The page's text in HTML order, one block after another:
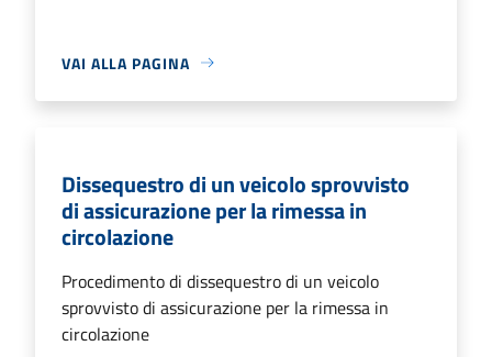
VAI ALLA PAGINA
Dissequestro di un veicolo sprovvisto
di assicurazione per la rimessa in
circolazione
Procedimento di dissequestro di un veicolo
sprovvisto di assicurazione per la rimessa in
circolazione